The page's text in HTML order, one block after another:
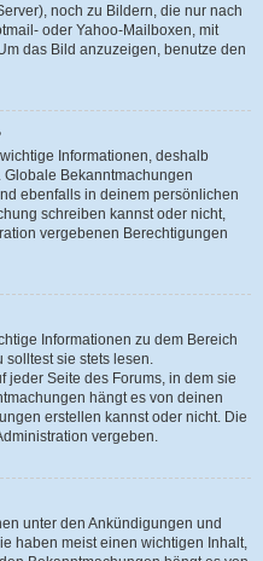
noch zu Bildern, die nur nach
oder Yahoo-Mailboxen, mit
das Bild anzuzeigen, benutze den
Informationen, deshalb
Bekanntmachungen
ebenfalls in deinem persönlichen
schreiben kannst oder nicht,
vergebenen Berechtigungen
Informationen zu dem Bereich
solltest sie stets lesen.
jeder Seite des Forums, in dem sie
hängt es von deinen
erstellen kannst oder nicht. Die
vergeben.
unter den Ankündigungen und
haben meist einen wichtigen Inhalt,